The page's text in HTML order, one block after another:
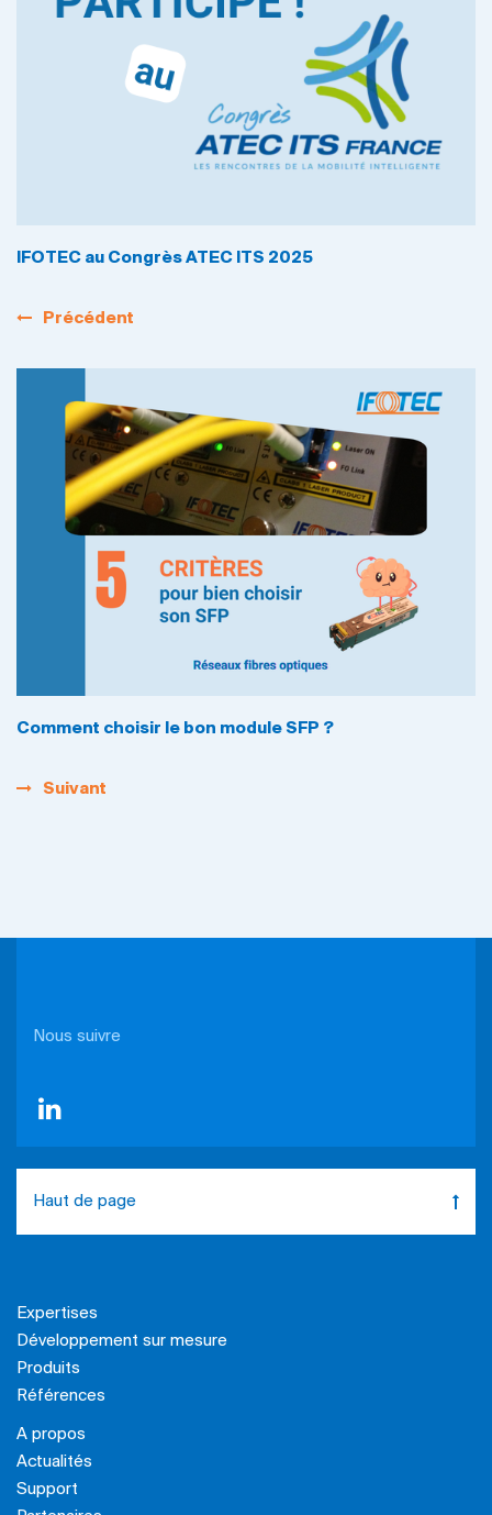
IFOTEC au Congrès ATEC ITS 2025
Précédent
Comment choisir le bon module SFP ?
Suivant
Nous suivre
Haut de page
Expertises
Développement sur mesure
Produits
Références
A propos
Actualités
Support